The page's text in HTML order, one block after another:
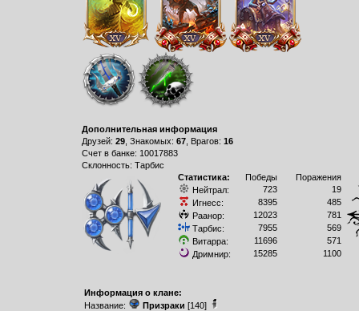
Дополнительная информация
Друзей: 29, Знакомых: 67, Врагов: 16
Счет в банке: 10017883
Склонность: Тарбис
Статистика:
Победы
Поражения
Нейтрал:
723
19
Игнесс:
8395
485
Раанор:
12023
781
Тарбис:
7955
569
Витарра:
11696
571
Дримнир:
15285 1100
Информация о клане:
Название:
Призраки [140]